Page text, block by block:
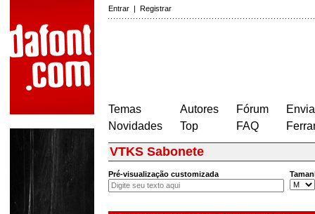
Entrar | Registrar
Temas
Novidades
Autores
Top
Fórum
FAQ
VTKS Sabonete
Pré-visualização customizada